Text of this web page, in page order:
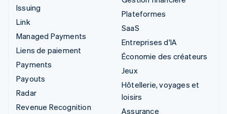
Issuing
Link
Managed Payments
Liens de paiement
Payments
Payouts
Radar
Revenue Recognition
Plateformes
SaaS
Entreprises d'IA
Économie des créateurs
Jeux
Hôtellerie, voyages et
loisirs
Assurance